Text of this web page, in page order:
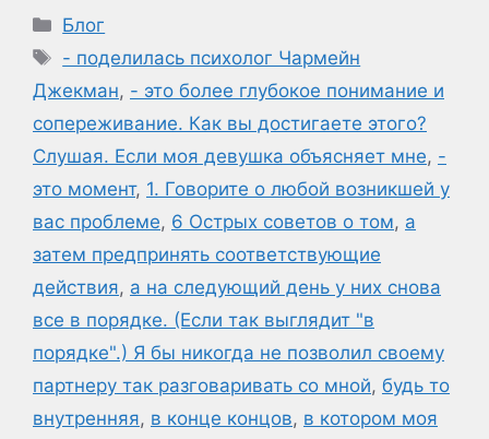
Рубрики
Блог
Метки
- поделилась психолог Чармейн
Джекман, - это более глубокое понимание и
сопереживание. Как вы достигаете этого?
Слушая. Если моя девушка объясняет мне, -
это момент, 1. Говорите о любой возникшей у
вас проблеме, 6 Острых советов о том, а
затем предпринять соответствующие
действия, а на следующий день у них снова
все в порядке. (Если так выглядит "в
порядке".) Я бы никогда не позволил своему
партнеру так разговаривать со мной, будь то
внутренняя, в конце концов, в котором моя